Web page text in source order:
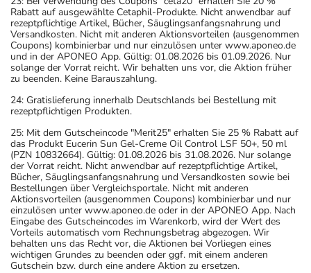
Rabatt auf ausgewählte Cetaphil-Produkte. Nicht anwendbar auf
rezeptpflichtige Artikel, Bücher, Säuglingsanfangsnahrung und
Versandkosten. Nicht mit anderen Aktionsvorteilen (ausgenommen
Coupons) kombinierbar und nur einzulösen unter www.aponeo.de
und in der APONEO App. Gültig: 01.08.2026 bis 01.09.2026. Nur
solange der Vorrat reicht. Wir behalten uns vor, die Aktion früher
zu beenden. Keine Barauszahlung.
24: Gratislieferung innerhalb Deutschlands bei Bestellung mit
rezeptpflichtigen Produkten.
25: Mit dem Gutscheincode "Merit25" erhalten Sie 25 % Rabatt auf
das Produkt Eucerin Sun Gel-Creme Oil Control LSF 50+, 50 ml
(PZN 10832664). Gültig: 01.08.2026 bis 31.08.2026. Nur solange
der Vorrat reicht. Nicht anwendbar auf rezeptpflichtige Artikel,
Bücher, Säuglingsanfangsnahrung und Versandkosten sowie bei
Bestellungen über Vergleichsportale. Nicht mit anderen
Aktionsvorteilen (ausgenommen Coupons) kombinierbar und nur
einzulösen unter www.aponeo.de oder in der APONEO App. Nach
Eingabe des Gutscheincodes im Warenkorb, wird der Wert des
Vorteils automatisch vom Rechnungsbetrag abgezogen. Wir
behalten uns das Recht vor, die Aktionen bei Vorliegen eines
wichtigen Grundes zu beenden oder ggf. mit einem anderen
Gutschein bzw. durch eine andere Aktion zu ersetzen.